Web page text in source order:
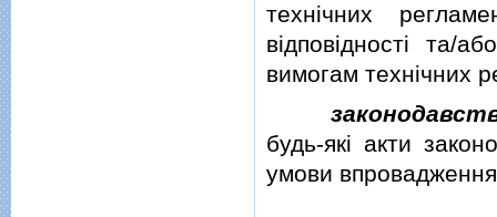
технiчних
вiдповiдностi та/
вимогам технiчних
будь-якi акти
умови